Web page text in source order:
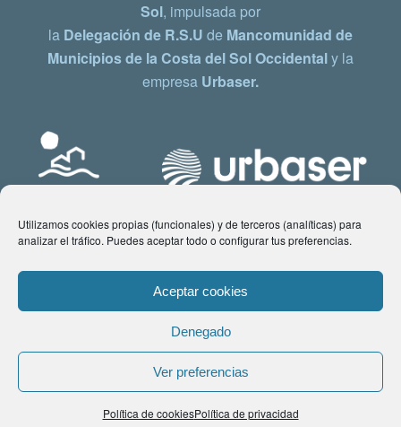
Utilizamos cookies propias (funcionales) y de terceros (analíticas) para
analizar el tráfico. Puedes aceptar todo o configurar tus preferencias.
Aceptar cookies
Denegado
Ver preferencias
Política de cookiesPolítica de privacidad
Sol, impulsada por
la Delegación de R.S.U de Mancomunidad de
Municipios de la Costa del Sol Occidentaly la
empresa Urbaser.
© Copyright 2021 www.costadelsol.eco. Todos los derechos reservados |
Aviso legal|Política de privacidad|Política de Cookies| Contacto:
comunicacion@costadelsol.eco